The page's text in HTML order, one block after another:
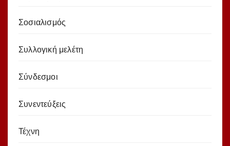
Σοσιαλισμός
Συλλογική μελέτη
Σύνδεσμοι
Συνεντεύξεις
Τέχνη